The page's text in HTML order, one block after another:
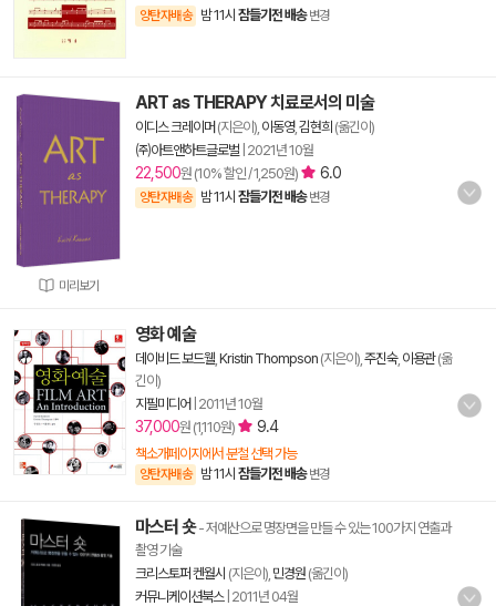
양탄자배송 밤 11시 잠들기전 배송 변경
미리보기
ART as THERAPY 치료로서의 미술
이디스 크레이머 (지은이), 이동영, 김현희 (옮긴이)
㈜아트앤하트글로벌 2021년 10월
22,500원 (10% 할인 / 1,250원) 6.0
양탄자배송 밤 11시 잠들기전 배송 변경
영화 예술
데이비드 보드웰 Kristin Thompson (지은이), 주진숙, 이용관(옮
긴이)
지필미디어 2011년 10월
37,000원 (1,110원) 9.4
책소개페이지에서 분철 선택 가능
양탄자배송 밤 11시 잠들기전 배송 변경
마스터 숏- 저예산으로 명장면을 만들 수 있는 100가지 연출과
촬영 기술
크리스토퍼 켄월시 (지은이), 민경원 (옮긴이)
커뮤니케이션북스| 2011년 04월